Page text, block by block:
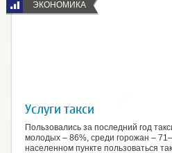
ЭКОНОМИКА
Услуги такси
Пользовались за последний год
молодых – 86%, среди горожан –
населенном пункте пользоваться